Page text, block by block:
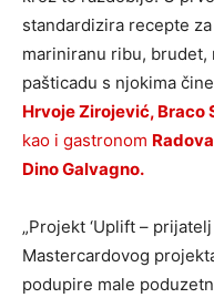
standardizira recepte
mariniranu ribu,
pašticadu s njokima
Hrvoje Zirojević, Braco
kao i gastronom
Dino Galvagno.
„Projekt ‘Uplift –
Mastercardovog
podupire male